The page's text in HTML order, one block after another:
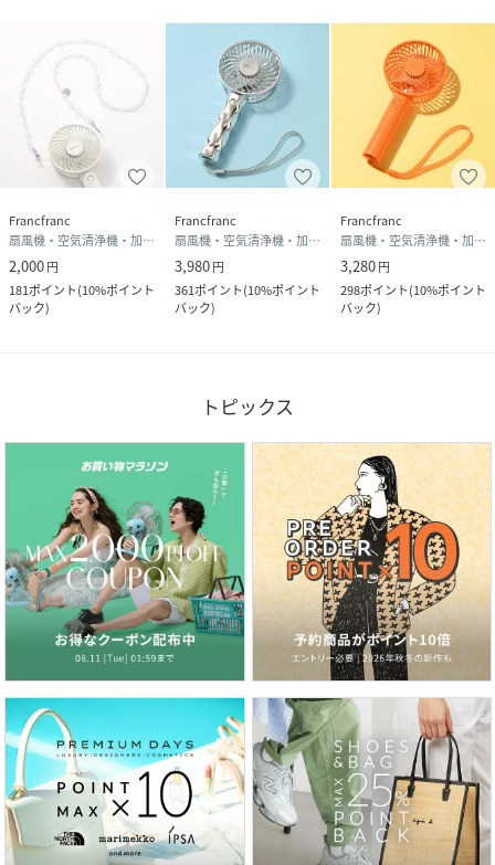
Francfranc
扇風機・空気清浄機・加湿器
2,000円
181ポイント(10%ポイント
バック)
Francfranc
扇風機・空気清浄機・加湿器
3,980円
361ポイント(10%ポイント
バック)
Francfranc
扇風機・空気清浄機・加湿器
3,280円
298ポイント(10%ポイント
バック)
トピックス